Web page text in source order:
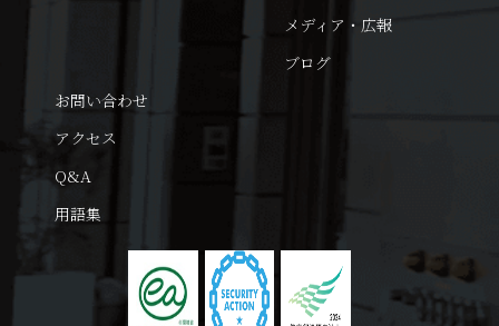
メディア・広報
ブログ
お問い合わせ
アクセス
Q&A
用語集